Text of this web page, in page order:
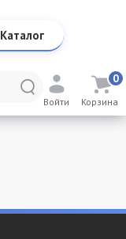
Каталог
Войти Корзина
0
Ёршики